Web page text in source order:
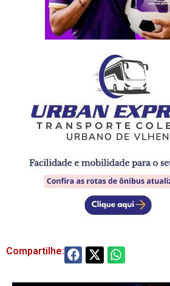
Compartilhe: